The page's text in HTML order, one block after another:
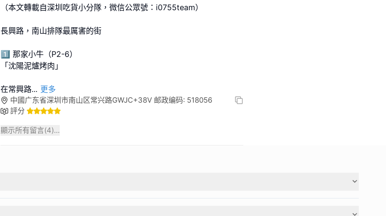
（本文轉載自深圳吃貨小分隊，微信公眾號：i0755team）
長興路，南山排隊最厲害的街
1️⃣ 那家小牛（P2-6）
「沈陽泥爐烤肉」
在常興路... 更多
中國广东省深圳市南山区常兴路GWJC+38V 邮政编码: 518056
評分
顯示所有留言(4)...